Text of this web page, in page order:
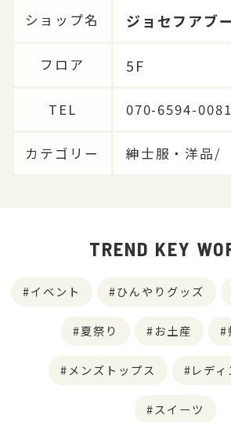
ショップ名 ジョセフアブ
フロア 5F
TEL 070-6594-0081
カテゴリー 紳士服・洋品/
TREND KEY
イベント ひんやりグッズ
夏祭り お土産
メンズトップス レデ
スイーツ